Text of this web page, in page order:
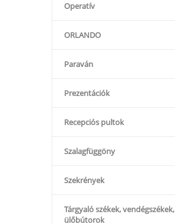
Operatív
ORLANDO
Paraván
Prezentációk
Recepciós pultok
Szalagfüggöny
Szekrények
Tárgyaló székek, vendégszékek,
ülőbútorok